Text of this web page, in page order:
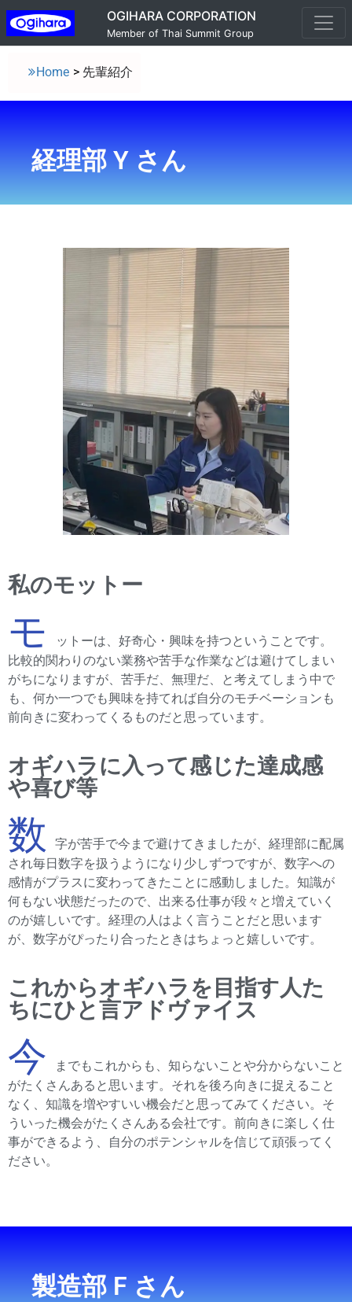
OGIHARA CORPORATION
Member of Thai Summit Group
Home > 先輩紹介
経理部 Y さん
私のモットー
モ
ットーは、好奇心・興味を持つということです。
比較的関わりのない業務や苦手な作業などは避けてしまい
がちになりますが、苦手だ、無理だ、と考えてしまう中で
も、何か一つでも興味を持てれば自分のモチベーションも
前向きに変わってくるものだと思っています。
オギハラに入って感じた達成感
や喜び等
数
字が苦手で今まで避けてきましたが、経理部に配属
され毎日数字を扱うようになり少しずつですが、数字への
感情がプラスに変わってきたことに感動しました。知識が
何もない状態だったので、出来る仕事が段々と増えていく
のが嬉しいです。経理の人はよく言うことだと思います
が、数字がぴったり合ったときはちょっと嬉しいです。
これからオギハラを目指す人た
ちにひと言アドヴァイス
今
までもこれからも、知らないことや分からないこと
がたくさんあると思います。それを後ろ向きに捉えること
なく、知識を増やすいい機会だと思ってみてください。そ
ういった機会がたくさんある会社です。前向きに楽しく仕
事ができるよう、自分のポテンシャルを信じて頑張ってく
ださい。
製造部 F さん